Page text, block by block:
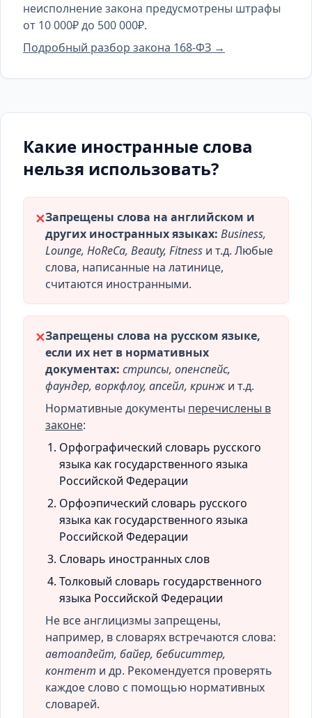
неисполнение закона предусмотрены штрафы
от 10 000₽ до 500 000₽.
Подробный разбор закона 168-ФЗ →
Какие иностранные слова
нельзя использовать?
✕Запрещены слова на английском и
других иностранных языках: Business,
Lounge, HoReCa, Beauty, Fitness и т.д. Любые
слова, написанные на латинице,
считаются иностранными.
✕Запрещены слова на русском языке,
если их нет в нормативных
документах: стрипсы, опенспейс,
фаундер, воркфлоу, апсейл, кринж и т.д.
Нормативные документы перечислены в
законе:
Орфографический словарь русского
языка как государственного языка
Российской Федерации
Орфоэпический словарь русского
языка как государственного языка
Российской Федерации
Словарь иностранных слов
Толковый словарь государственного
языка Российской Федерации
Не все англицизмы запрещены,
например, в словарях встречаются слова:
автоапдейт, байер, бебиситтер,
контент и др. Рекомендуется проверять
каждое слово с помощью нормативных
словарей.